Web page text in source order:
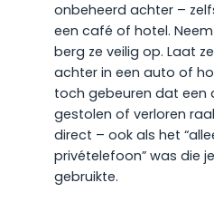
onbeheerd achter –
een café of hotel.
berg ze veilig op. Laat
achter in een auto of
toch gebeuren dat
gestolen of verloren
direct – ook als het
privételefoon” was die
gebruikte.